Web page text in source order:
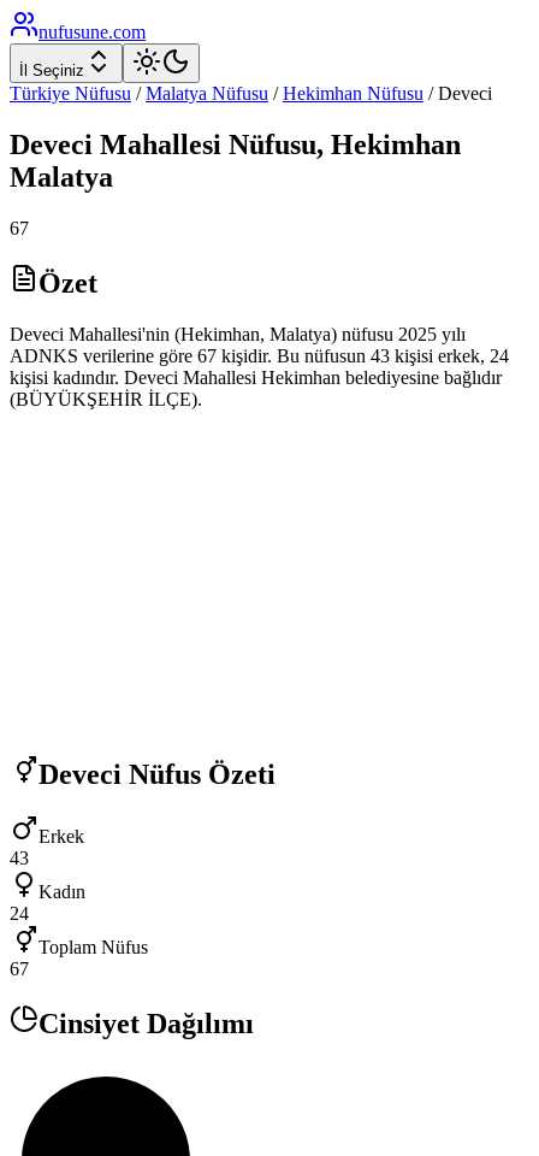
nufusune.com
İl Seçiniz
Türkiye Nüfusu / Malatya Nüfusu / Hekimhan Nüfusu /Deveci
Deveci Mahallesi Nüfusu, Hekimhan
Malatya
67
Özet
Deveci Mahallesi'nin (Hekimhan, Malatya) nüfusu 2025 yılı
ADNKS verilerine göre 67 kişidir. Bu nüfusun 43 kişisi erkek, 24
kişisi kadındır. Deveci Mahallesi Hekimhan belediyesine bağlıdır
(BÜYÜKŞEHİR İLÇE).
Deveci Nüfus Özeti
Erkek
43
Kadın
24
Toplam Nüfus
67
Cinsiyet Dağılımı